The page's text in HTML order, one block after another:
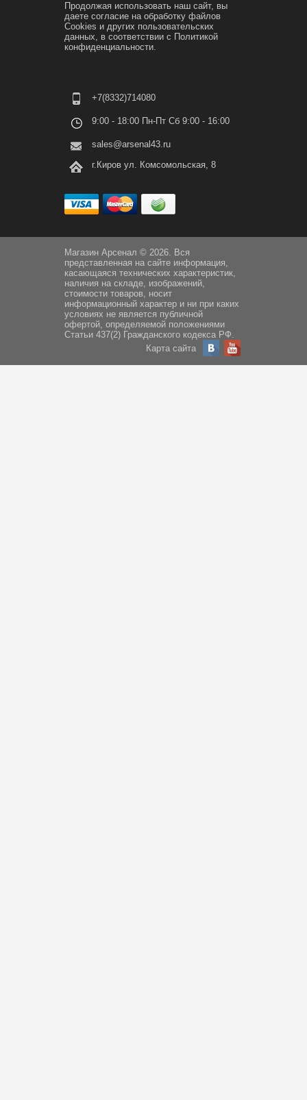
Продолжая использовать наш сайт, вы
даете согласие на обработку файлов
Cookies и других пользовательских
данных, в соответствии с Политикой
конфиденциальности.
+7(8332)714080
9:00 - 18:00 Пн-Пт Сб 9:00 - 16:00
sales@arsenal43.ru
г.Киров ул. Комсомольская, 8
Магазин Арсенал © 2026. Вся
представленная на сайте информация,
касающаяся технических характеристик,
наличия на складе, изображений,
стоимости товаров, носит
информационный характер и ни при каких
условиях не является публичной
офертой, определяемой положениями
Статьи 437(2) Гражданского кодекса РФ.
Карта сайта